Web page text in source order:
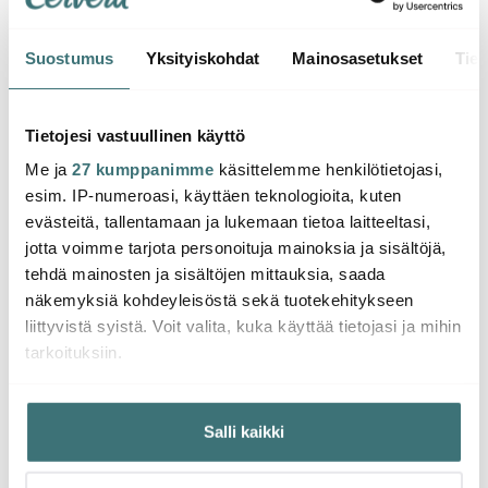
Suostumus Yksityiskohdat Mainosasetukset
Tietojesi vastuullinen käyttö
Me ja 27 kumppanimme käsittelemme henkilötietojasi,
esim. IP-numeroasi, käyttäen teknologioita, kuten
evästeitä, tallentamaan ja lukemaan tietoa laitteeltasi,
jotta voimme tarjota personoituja mainoksia ja sisältöjä,
tehdä mainosten ja sisältöjen mittauksia, saada
näkemyksiä kohdeyleisöstä sekä tuotekehitykseen
liittyvistä syistä. Voit valita, kuka käyttää tietojasi ja mihin
tarkoituksiin.
Jos sallit, haluamme myös tehdä seuraavia:
Kerätä tietoja maantieteellisestä sijainnistasi,
mahdollisesti muutaman metrin tarkkuudella
Salli kaikki
Blooming Prime
29.99 €
Saatavilla
Roosa Nauha
Blooming
kahvikeittimeen,
Rintakuvio
35.00 €
Saatavilla
Saatat pitää myös näistä